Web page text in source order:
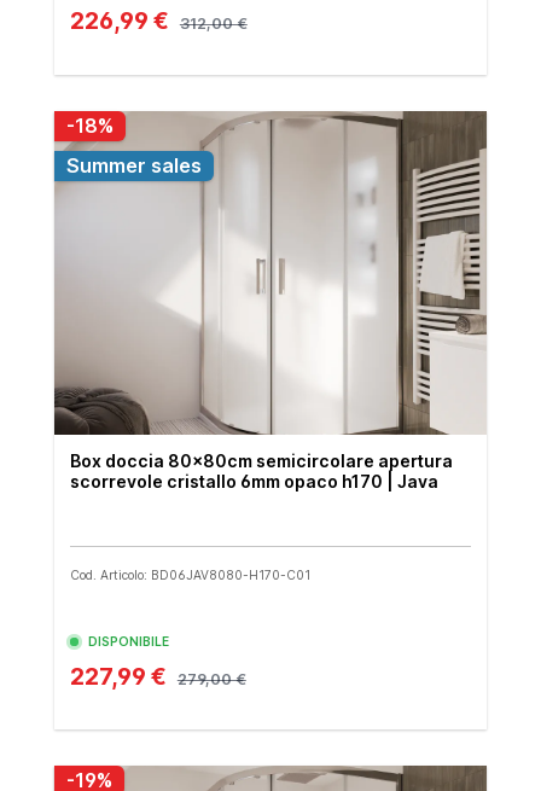
226,99 € 312,00 €
-18%
Summer sales
Box doccia 80x80cm semicircolare apertura
scorrevole cristallo 6mm opaco h170 | Java
Cod. Articolo: BD06JAV8080-H170-C01
DISPONIBILE
227,99 € 279,00 €
-19%